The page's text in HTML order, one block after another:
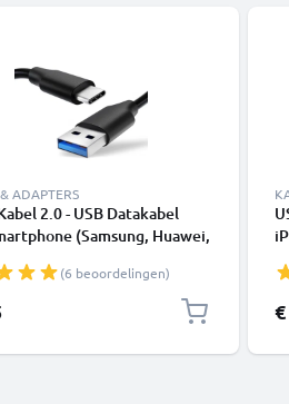
ADAPTERS
2.0 - USB Datakabel
(Samsung, Huawei,
Lumix, Sony, GoPro) -
Oplaadkabel USB C Stekker
(6 beoordelingen)